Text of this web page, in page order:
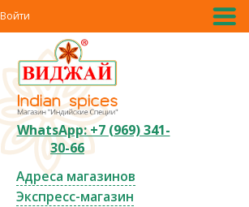
Войти
WhatsApp: +7 (969) 341-
30-66
Адреса магазинов
Экспресс-магазин